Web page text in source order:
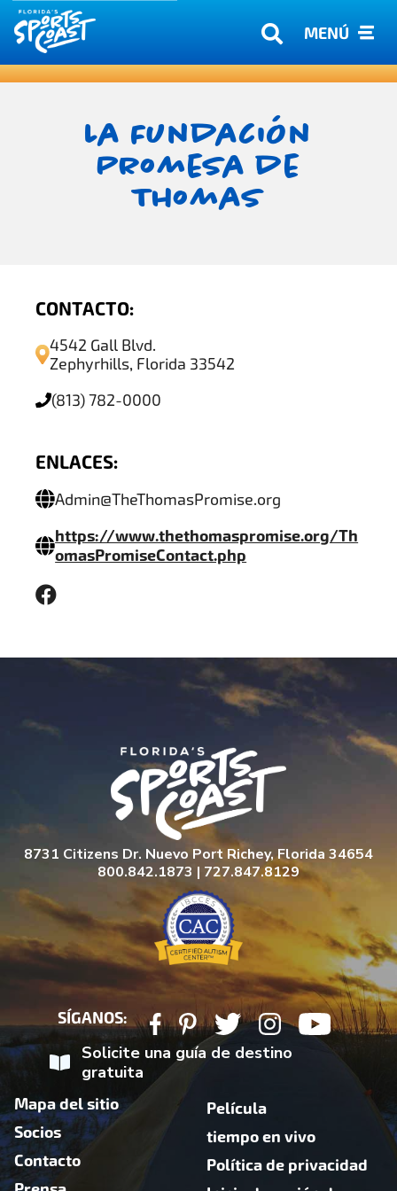
MENÚ
La Fundación
Promesa de
Thomas
CONTACTO:
4542 Gall Blvd.
Zephyrhills, Florida 33542
(813) 782-0000
ENLACES:
Admin@TheThomasPromise.org
https://www.thethomaspromise.org/Th
omasPromiseContact.php
8731 Citizens Dr. Nuevo Port Richey, Florida 34654
800.842.1873 | 727.847.8129
SÍGANOS:
Solicite una guía de destino
gratuita
Mapa del sitio
Socios
Contacto
Película
tiempo en vivo
Política de privacidad